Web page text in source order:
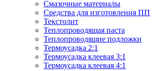
Смазочные материалы
Средства для изготовления ПП
Текстолит
Теплопроводящая паста
Теплопроводящие подложки
Термоусадка 2:1
Термоусадка клеевая 3:1
Термоусадка клеевая 4:1